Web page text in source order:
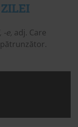
-e, adj. Care